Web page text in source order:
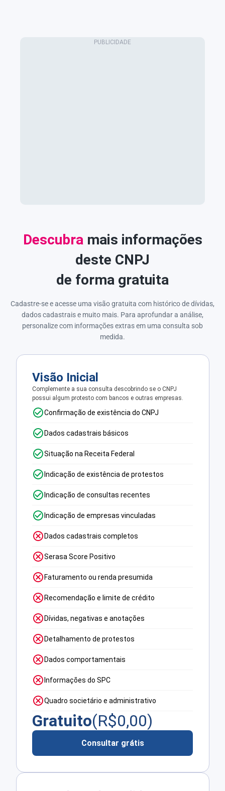
Descubra mais informações
deste CNPJ
de forma gratuita
Cadastre-se e acesse uma visão gratuita com histórico de dívidas,
dados cadastrais e muito mais. Para aprofundar a análise,
personalize com informações extras em uma consulta sob
medida.
Visão Inicial
Complemente a sua consulta descobrindo se o CNPJ
possui algum protesto com bancos e outras empresas.
Confirmação de existência do CNPJ
Dados cadastrais básicos
Situação na Receita Federal
Indicação de existência de protestos
Indicação de consultas recentes
Indicação de empresas vinculadas
Dados cadastrais completos
Serasa Score Positivo
Faturamento ou renda presumida
Recomendação e limite de crédito
Dívidas, negativas e anotações
Detalhamento de protestos
Dados comportamentais
Informações do SPC
Quadro societário e administrativo
Gratuito(R$0,00)
Consultar grátis